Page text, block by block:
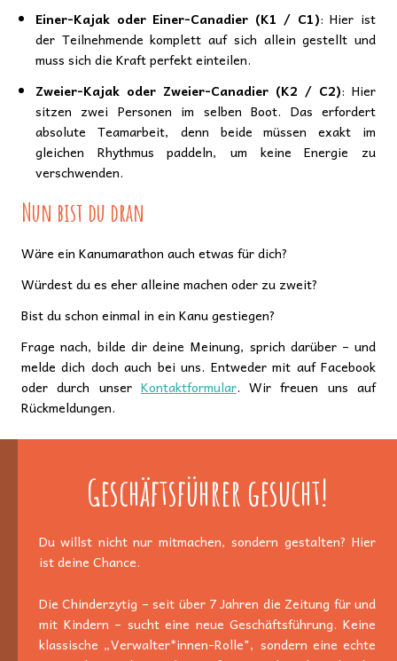
Einer-Kajak oder Einer-Canadier (K1 / C1): Hier ist
der Teilnehmende komplett auf sich allein gestellt und
muss sich die Kraft perfekt einteilen.
Zweier-Kajak oder Zweier-Canadier (K2 / C2): Hier
sitzen zwei Personen im selben Boot. Das erfordert
absolute Teamarbeit, denn beide müssen exakt im
gleichen Rhythmus paddeln, um keine Energie zu
verschwenden.
Nun bist du dran
Wäre ein Kanumarathon auch etwas für dich?
Würdest du es eher alleine machen oder zu zweit?
Bist du schon einmal in ein Kanu gestiegen?
Frage nach, bilde dir deine Meinung, sprich darüber – und
melde dich doch auch bei uns. Entweder mit auf Facebook
oder durch unser Kontaktformular. Wir freuen uns auf
Rückmeldungen.
Geschäftsführer gesucht!
Du willst nicht nur mitmachen, sondern gestalten? Hier
ist deine Chance.
Die Chinderzytig – seit über 7 Jahren die Zeitung für und
mit Kindern – sucht eine neue Geschäftsführung. Keine
klassische „Verwalter*innen-Rolle", sondern eine echte